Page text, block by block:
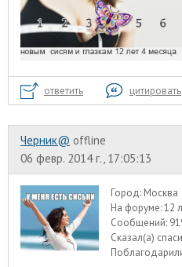
ответить цитировать
Черник@ offline
06 февр. 2014 г., 17:05:13
Город: Москва
На форуме:12
Сообщений:
Сказал(а)